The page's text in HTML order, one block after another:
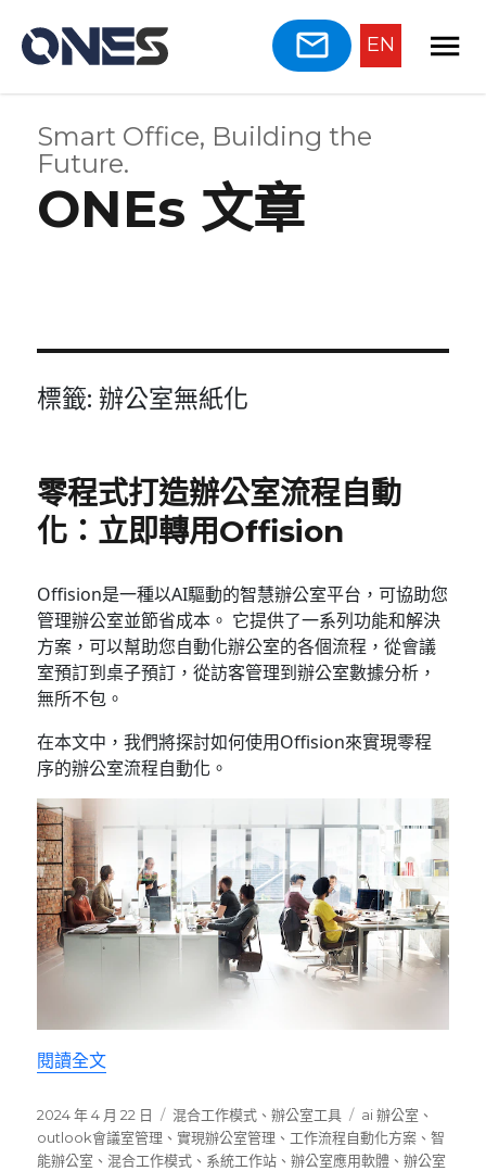
EN
Smart Office, Building the
Future.
ONEs 文章
標籤: 辦公室無紙化
零程式打造辦公室流程自動
化：立即轉用Offision
Offision是一種以AI驅動的智慧辦公室平台，可協助您
管理辦公室並節省成本。 它提供了一系列功能和解決
方案，可以幫助您自動化辦公室的各個流程，從會議
室預訂到桌子預訂，從訪客管理到辦公室數據分析，
無所不包。
在本文中，我們將探討如何使用Offision來實現零程
序的辦公室流程自動化。
閱讀全文〈零程式打造辦公室流程自動化：立即轉用
發
佈
日
2024 年 4 月 22 日
分
類
混合工作模式 、辦公室工具
標
籤
ai 辦公室 、
outlook會議室管理 、實現辦公室管理 、 工作流程自動化方案 、智
能辦公室 、混合工作模式 、 系統工作站 、辦公室應用軟體 、辦公室